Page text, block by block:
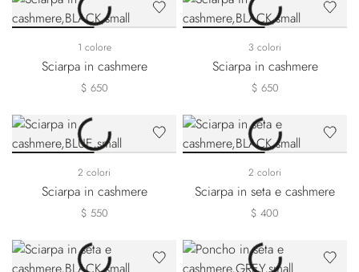
1 colore
Sciarpa in cashmere
$ 650
3 colori
Sciarpa in cashmere
$ 650
2 colori
Sciarpa in cashmere
$ 550
2 colori
Sciarpa in seta e cashmere
$ 400